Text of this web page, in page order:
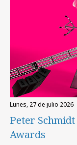
lunes, 27 de julio 2026
Peter
Awards